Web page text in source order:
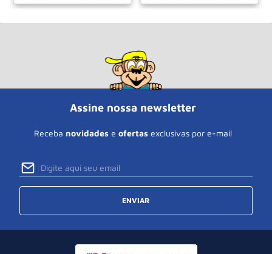
Assine nossa newsletter
Receba novidades e ofertas exclusivas por e-mail
ENVIAR